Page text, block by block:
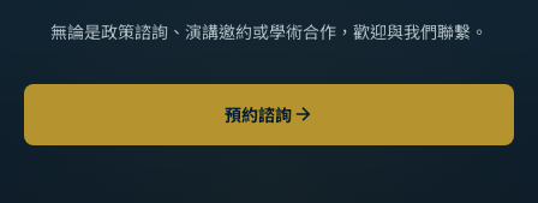
無論是政策諮詢、演講邀約或學術合作，歡迎與我們聯繫。
預約諮詢